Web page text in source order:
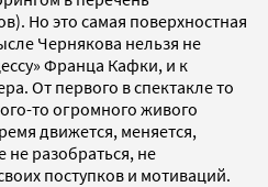
Но это самая поверхностная
Чернякова нельзя не
Франца Кафки, и к
От первого в спектакле то
то огромного живого
движется, меняется,
не разобраться, не
поступков и мотиваций.